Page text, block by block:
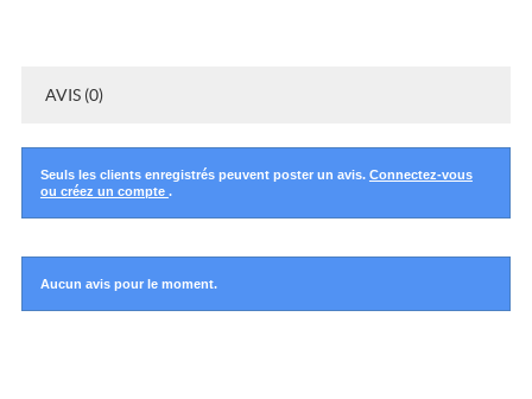
AVIS (0)
Seuls les clients enregistrés peuvent poster un avis. Connectez-vous
ou créez un compte .
Aucun avis pour le moment.